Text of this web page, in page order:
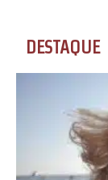
DESTAQUE